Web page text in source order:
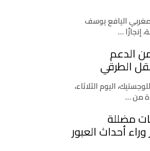
اليافع يوسف
الدعم
الطرقي
اليوم الثلاثاء،
من …
مضللة
أحداث العبور